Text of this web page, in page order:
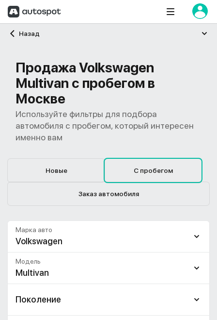
Назад
Главная
Продажа Volkswagen
Multivan с пробегом в
Москве
Используйте фильтры для подбора
автомобиля с пробегом, который интересен
именно вам
Новые С пробегом
Заказ автомобиля
Volkswagen
Марка авто
Multivan
Модель
Поколение